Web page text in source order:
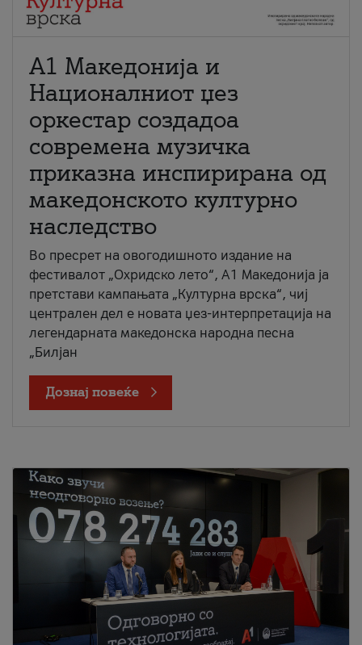
А1 Македонија и
Националниот џез
оркестар создадоа
современа музичка
приказна инспирирана од
македонското културно
наследство
Во пресрет на овогодишното издание на
фестивалот „Охридско лето“, А1 Македонија ја
претстави кампањата „Културна врска“, чиј
централен дел е новата џез-интерпретација на
легендарната македонска народна песна
„Билјан
Дознај повеќе